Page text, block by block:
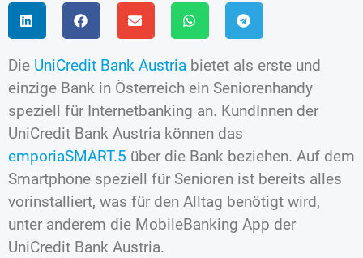
Die UniCredit Bank Austria bietet als erste und
einzige Bank in Österreich ein Seniorenhandy
speziell für Internetbanking an. KundInnen der
UniCredit Bank Austria können das
emporiaSMART.5 über die Bank beziehen. Auf dem
Smartphone speziell für Senioren ist bereits alles
vorinstalliert, was für den Alltag benötigt wird,
unter anderem die MobileBanking App der
UniCredit Bank Austria.